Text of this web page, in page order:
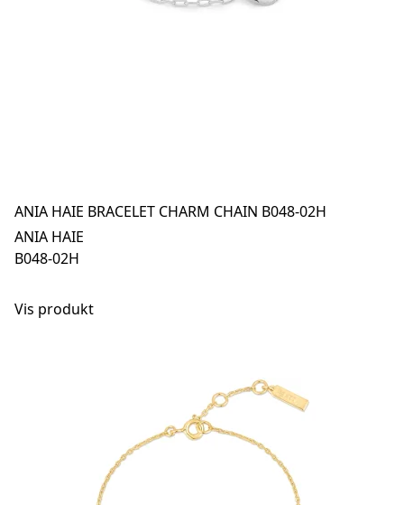
ANIA HAIE BRACELET CHARM CHAIN B048-02H
ANIA HAIE
B048-02H
Vis produkt